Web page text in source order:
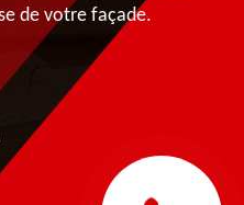
de votre façade.